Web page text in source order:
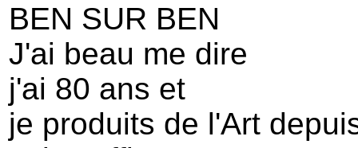
BEN SUR BEN
J'ai beau me dire
j'ai 80 ans et
je produits de l'Art